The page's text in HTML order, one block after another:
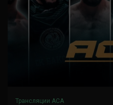
Трансляции ACA